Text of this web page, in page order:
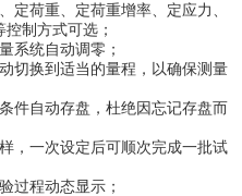
荷重、定荷重增率、定应力、
制方式可选；
统自动调零；
换到适当的量程，以确保测量
自动存盘，杜绝因忘记存盘而
一次设定后可顺次完成一批试
程动态显示；